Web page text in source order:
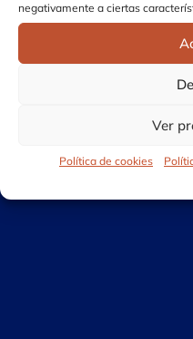
negativamente a ciertas
Ver